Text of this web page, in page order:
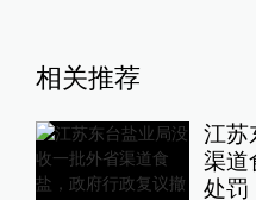
相关推荐
江苏
渠道
处罚